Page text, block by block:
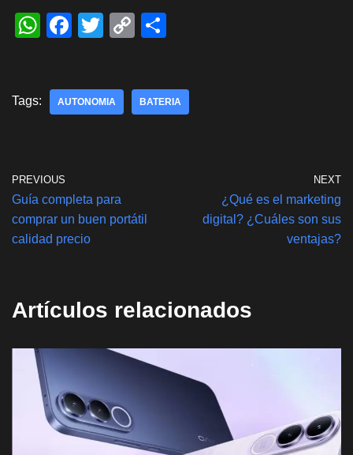
W
s
p
F
e
k
T
er
C
y
e
Tags: AUTONOMIA BATERIA
PREVIOUS
Guía completa para
comprar un buen portátil
calidad precio
NEXT
¿Qué es el marketing
digital? ¿Cuáles son sus
ventajas?
Artículos relacionados